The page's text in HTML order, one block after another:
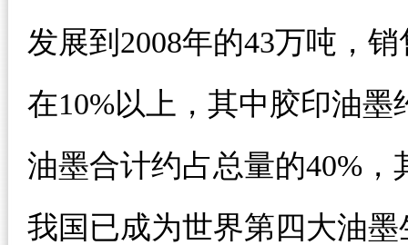
发展到2008年的43万吨，
在10%以上，其中胶印油
油墨合计约占总量的40%
我国已成为世界第四大油